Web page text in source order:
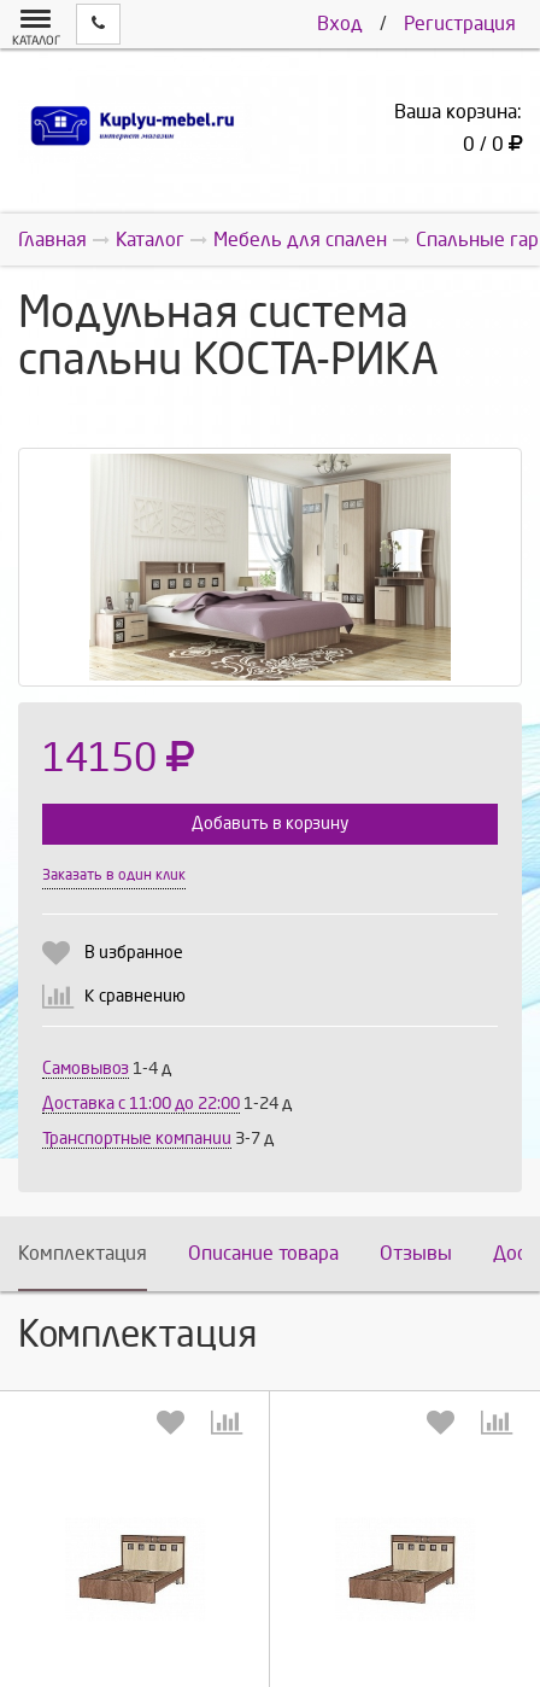
Вход / Регистрация
КАТАЛОГ
Ваша корзина:
0 / 0
Главная Каталог Мебель для спален Спальные
Модульная система
спальни КОСТА-РИКА
14150
Выберите количество:
Продолжить
Добавить в корзину
Заказать в один клик
В избранное
К сравнению
Самовывоз 1-4 д
Доставка c 11:00 до 22:00 1-24 д
Транспортные компании 3-7 д
Комплектация Описание товара Отзывы
Комплектация
Выберите количество: Выберите количество: